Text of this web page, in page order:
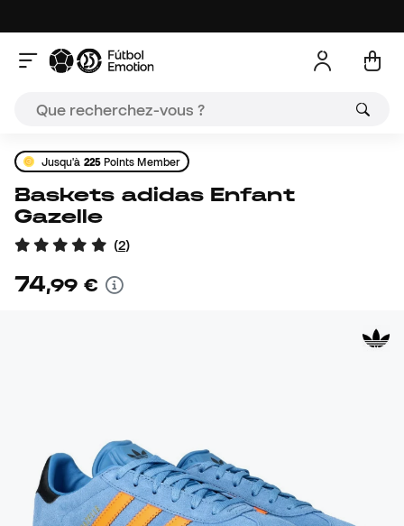
Jusqu'à 225Points Member
Baskets adidas Enfant
Gazelle
(2)
74,99 €